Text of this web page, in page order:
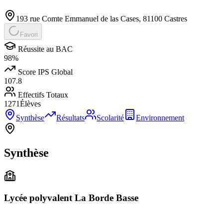
193 rue Comte Emmanuel de las Cases, 81100 Castres
Favori
Réussite au BAC
98%
Score IPS Global
107.8
Effectifs Totaux
1271Élèves
Synthèse
Résultats Scolarité Environnement
Synthèse
Lycée polyvalent La Borde Basse